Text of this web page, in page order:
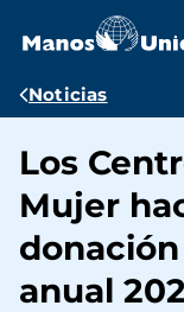
contenido
Ruta
Noticias
Los
Mujer
anual